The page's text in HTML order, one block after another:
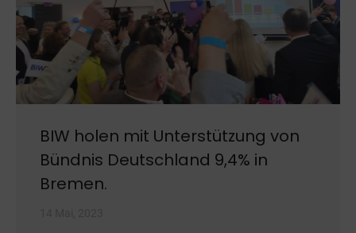
BIW holen mit Unterstützung von
Bündnis Deutschland 9,4% in
Bremen.